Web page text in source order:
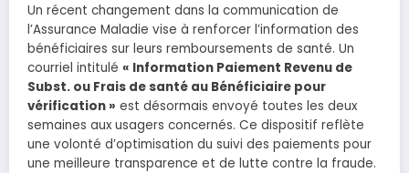
Un récent changement dans la communication de
l’Assurance Maladie vise à renforcer l’information des
bénéficiaires sur leurs remboursements de santé. Un
courriel intitulé « Information Paiement Revenu de
Subst. ou Frais de santé au Bénéficiaire pour
vérification » est désormais envoyé toutes les deux
semaines aux usagers concernés. Ce dispositif reflète
une volonté d’optimisation du suivi des paiements pour
une meilleure transparence et de lutte contre la fraude.